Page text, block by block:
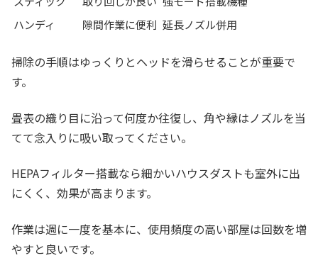
ハンディ
隙間作業に便利 延長ノズル併用
掃除の手順はゆっくりとヘッドを滑らせることが重要で
す。
畳表の織り目に沿って何度か往復し、角や縁はノズルを当
てて念入りに吸い取ってください。
HEPAフィルター搭載なら細かいハウスダストも室外に出
にくく、効果が高まります。
作業は週に一度を基本に、使用頻度の高い部屋は回数を増
やすと良いです。